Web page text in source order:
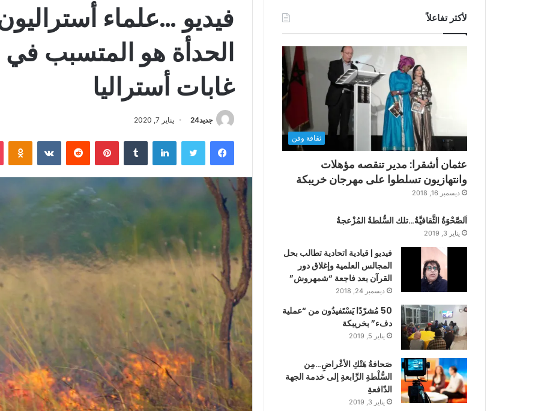
فيديو …علماء
الحدأة هو المتسبب
غابات أستراليا
جديد24 يناير 7, 2020
فيسبوك تويتر لينكدإن بينتيريست
لأكثر تفاعلاً
ثقافة وفن
عثمان أشقرا: مدير تنقصه مؤهلات
وانتهازيون تسلطوا على مهرجان خريبكة
ديسمبر 16, 2018
اَلصَّحْوَةُ الثَّقافيَّةُ…تلك السُّلطةُ المُزْعجةُ
يناير 3, 2019
فيديو | قيادية اتحادية تطالب بحل
المجالس العلمية وإغلاق دور
القرآن بعد فاجعة “شمهروش”
ديسمبر 24, 2018
50 مُشرّدًا يَسْتَفيدُون من “عملية
دفء” بخريبكة
يناير 5, 2019
صَحافةُ هَتْكِ الأعْراضِ…مِن
السُّلْطةِ الرِّابعةِ إلى خدمة الجهة
الدّافعةِ
يناير 3, 2019